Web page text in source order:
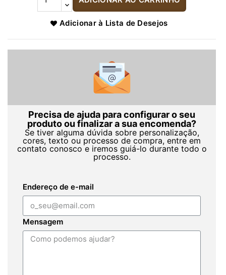
Adicionar à Lista de Desejos
Precisa de ajuda para configurar o seu
produto ou finalizar a sua encomenda?
Se tiver alguma dúvida sobre personalização,
cores, texto ou processo de compra, entre em
contato conosco e iremos guiá-lo durante todo o
processo.
Endereço de e-mail
Mensagem